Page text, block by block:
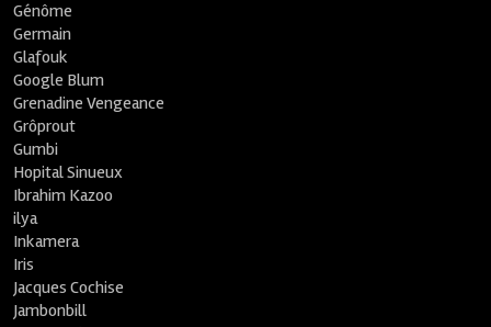
Génôme
Germain
Glafouk
Google Blum
Grenadine Vengeance
Grôprout
Gumbi
Hopital Sinueux
Ibrahim Kazoo
ilya
Inkamera
Iris
Jacques Cochise
Jambonbill